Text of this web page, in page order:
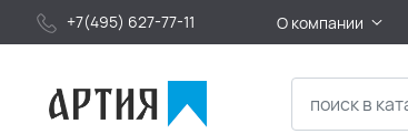
+7(495) 627-77-11 О компании